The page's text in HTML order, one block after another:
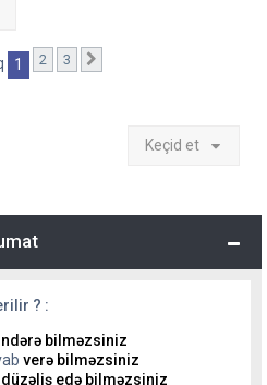
1 2 3
Keçid et
? :
bilməzsiniz
verə bilməzsiniz
düzəliş edə bilməzsiniz